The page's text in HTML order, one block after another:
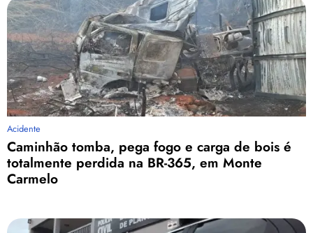
Acidente
Caminhão tomba, pega fogo e carga de bois é
totalmente perdida na BR-365, em Monte
Carmelo